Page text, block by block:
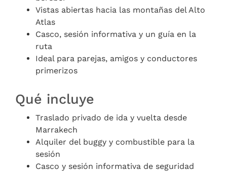
Vistas abiertas hacia las montañas del Alto
Atlas
Casco, sesión informativa y un guía en la
ruta
Ideal para parejas, amigos y conductores
primerizos
Qué incluye
Traslado privado de ida y vuelta desde
Marrakech
Alquiler del buggy y combustible para la
sesión
Casco y sesión informativa de seguridad